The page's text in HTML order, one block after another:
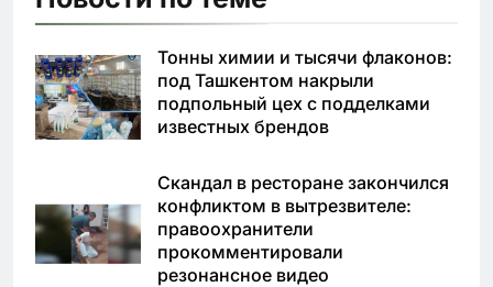
Тонны химии и тысячи флаконов:
под Ташкентом накрыли
подпольный цех с подделками
известных брендов
Скандал в ресторане закончился
конфликтом в вытрезвителе:
правоохранители
прокомментировали
резонансное видео